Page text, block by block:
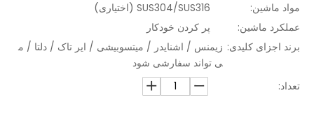
مواد ماشین:
SUS304/SUS316 (اختیاری)
عملکرد ماشین:
پر کردن خودکار
برند اجزای کلیدی: زیمنس / اشنایدر / میتسوبیشی / ایر تاک / دلتا / م
ی تواند سفارشی شود
تعداد: